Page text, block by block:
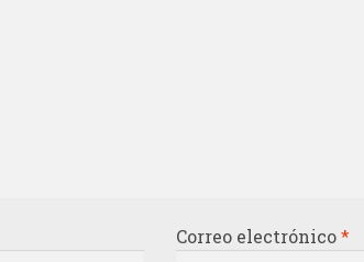
Correo electrónico*